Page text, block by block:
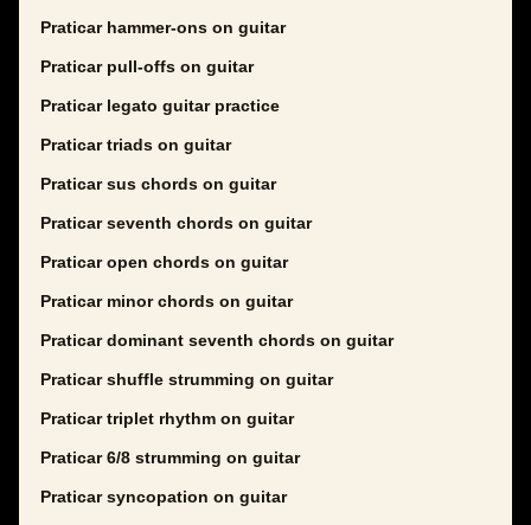
Praticar hammer-ons on guitar
Praticar pull-offs on guitar
Praticar legato guitar practice
Praticar triads on guitar
Praticar sus chords on guitar
Praticar seventh chords on guitar
Praticar open chords on guitar
Praticar minor chords on guitar
Praticar dominant seventh chords on guitar
Praticar shuffle strumming on guitar
Praticar triplet rhythm on guitar
Praticar 6/8 strumming on guitar
Praticar syncopation on guitar